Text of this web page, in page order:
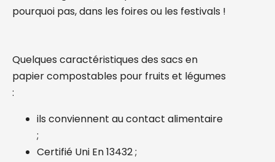
pourquoi pas, dans les foires ou les festivals !
Quelques caractéristiques des sacs en
papier compostables pour fruits et légumes
:
ils conviennent au contact alimentaire
;
Certifié Uni En 13432 ;